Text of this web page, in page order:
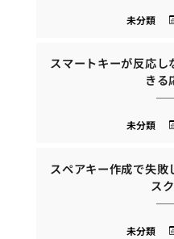
未分類
スマートキーが反応
きる
未分類
スペアキー作成で失敗
ス
未分類